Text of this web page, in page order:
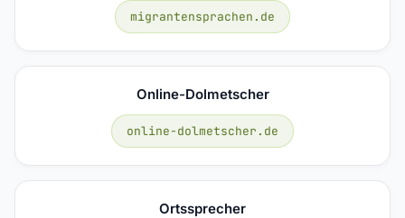
migrantensprachen.de
Online-Dolmetscher
online-dolmetscher.de
Ortssprecher